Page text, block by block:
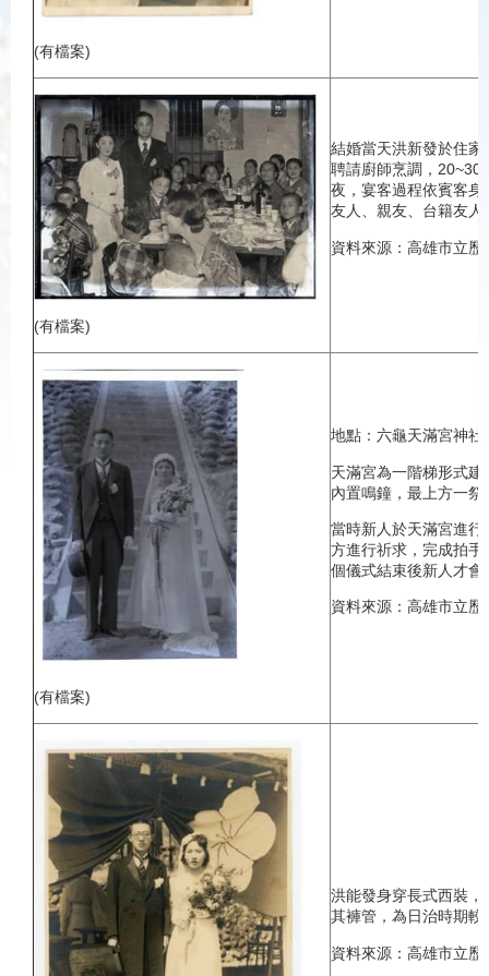
(有檔案)
(有檔案)
結婚當天洪新發於住
聘請廚師烹調，20~30
夜，宴客過程依賓客
友人、親友、台籍友人
資料來源：高雄市立歷
(有檔案)
地點：六龜天滿宮神
天滿宮為一階梯形式
內置鳴鐘，最上方一
當時新人於天滿宮進
方進行祈求，完成拍
個儀式結束後新人才
資料來源：高雄市立歷
洪能發身穿長式西裝
其褲管，為日治時期較
資料來源：高雄市立歷